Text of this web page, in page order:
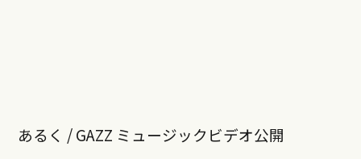
あるく / GAZZ ミュージックビデオ公開